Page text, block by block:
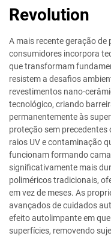
Revolution
A mais recente geração
consumidores incorpora
que transformam
resistem a desafios
revestimentos nano-
tecnológico, criando
permanentemente às
proteção sem
raios UV e contaminação
funcionam formando
significativamente mais
poliméricos tradicionais,
em vez de meses. As
avançados de cuidados
efeito autolimpante em
superfícies, removendo